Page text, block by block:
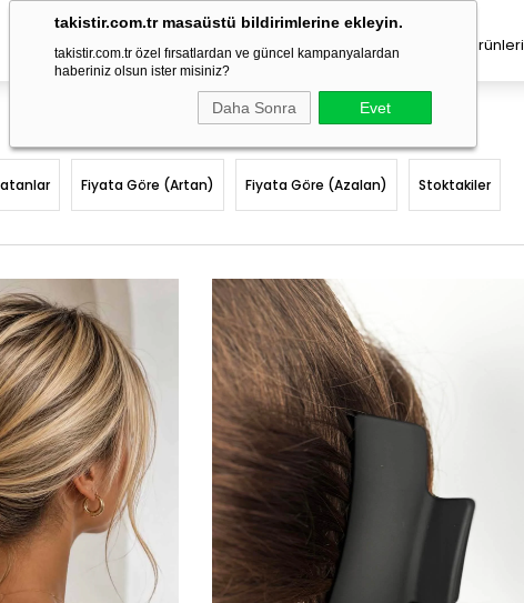
takistir.com.tr masaüstü bildirimlerine ekleyin.
takistir.com.tr özel fırsatlardan ve güncel kampanyalardan
haberiniz olsun ister misiniz?
Daha Sonra Evet
Erkek Takı Çocuk Aksesuar Geçici Dövme Saç Ürünleri
Fiyata Göre (Artan) Fiyata Göre (Azalan) Stoktakiler